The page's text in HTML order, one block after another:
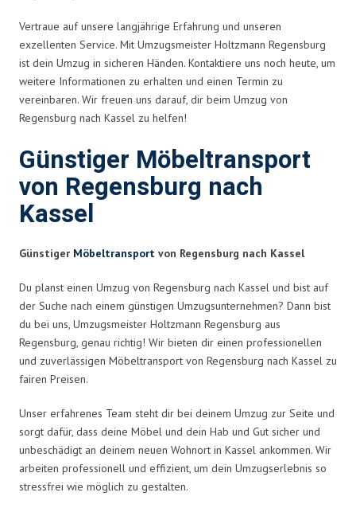
Vertraue auf unsere langjährige Erfahrung und unseren
exzellenten Service. Mit Umzugsmeister Holtzmann Regensburg
ist dein Umzug in sicheren Händen. Kontaktiere uns noch heute, um
weitere Informationen zu erhalten und einen Termin zu
vereinbaren. Wir freuen uns darauf, dir beim Umzug von
Regensburg nach Kassel zu helfen!
Günstiger Möbeltransport
von Regensburg nach
Kassel
Günstiger Möbeltransport von Regensburg nach Kassel
Du planst einen Umzug von Regensburg nach Kassel und bist auf
der Suche nach einem günstigen Umzugsunternehmen? Dann bist
du bei uns, Umzugsmeister Holtzmann Regensburg aus
Regensburg, genau richtig! Wir bieten dir einen professionellen
und zuverlässigen Möbeltransport von Regensburg nach Kassel zu
fairen Preisen.
Unser erfahrenes Team steht dir bei deinem Umzug zur Seite und
sorgt dafür, dass deine Möbel und dein Hab und Gut sicher und
unbeschädigt an deinem neuen Wohnort in Kassel ankommen. Wir
arbeiten professionell und effizient, um dein Umzugserlebnis so
stressfrei wie möglich zu gestalten.